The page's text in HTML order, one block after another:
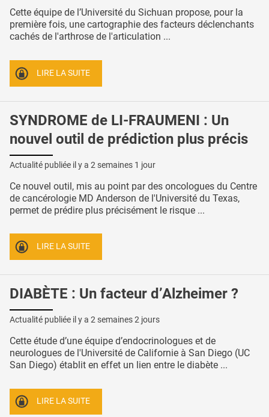
Cette équipe de l’Université du Sichuan propose, pour la
première fois, une cartographie des facteurs déclenchants
cachés de l'arthrose de l'articulation ...
LIRE LA SUITE
SYNDROME de LI-FRAUMENI : Un
nouvel outil de prédiction plus précis
Actualité publiée il y a 2 semaines 1 jour
Ce nouvel outil, mis au point par des oncologues du Centre
de cancérologie MD Anderson de l'Université du Texas,
permet de prédire plus précisément le risque ...
LIRE LA SUITE
DIABÈTE : Un facteur d’Alzheimer ?
Actualité publiée il y a 2 semaines 2 jours
Cette étude d’une équipe d’endocrinologues et de
neurologues de l'Université de Californie à San Diego (UC
San Diego) établit en effet un lien entre le diabète ...
LIRE LA SUITE